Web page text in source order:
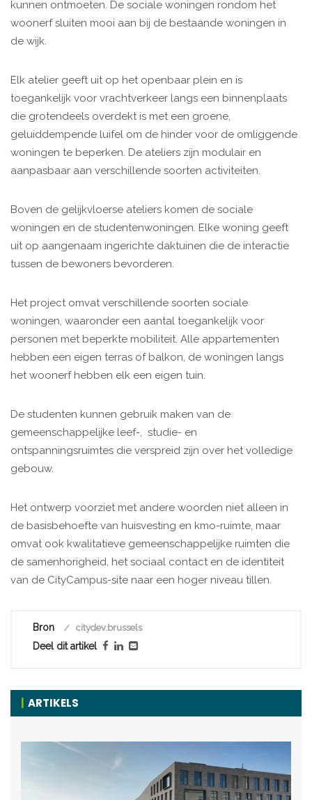
kunnen ontmoeten. De sociale woningen rondom het
woonerf sluiten mooi aan bij de bestaande woningen in
de wijk.
Elk atelier geeft uit op het openbaar plein en is
toegankelijk voor vrachtverkeer langs een binnenplaats
die grotendeels overdekt is met een groene,
geluiddempende luifel om de hinder voor de omliggende
woningen te beperken. De ateliers zijn modulair en
aanpasbaar aan verschillende soorten activiteiten.
Boven de gelijkvloerse ateliers komen de sociale
woningen en de studentenwoningen. Elke woning geeft
uit op aangenaam ingerichte daktuinen die de interactie
tussen de bewoners bevorderen.
Het project omvat verschillende soorten sociale
woningen, waaronder een aantal toegankelijk voor
personen met beperkte mobiliteit. Alle appartementen
hebben een eigen terras of balkon, de woningen langs
het woonerf hebben elk een eigen tuin.
De studenten kunnen gebruik maken van de
gemeenschappelijke leef-, studie- en
ontspanningsruimtes die verspreid zijn over het volledige
gebouw.
Het ontwerp voorziet met andere woorden niet alleen in
de basisbehoefte van huisvesting en kmo-ruimte, maar
omvat ook kwalitatieve gemeenschappelijke ruimten die
de samenhorigheid, het sociaal contact en de identiteit
van de CityCampus-site naar een hoger niveau tillen.
Bron citydev.brussels
Deel dit artikel
ARTIKELS